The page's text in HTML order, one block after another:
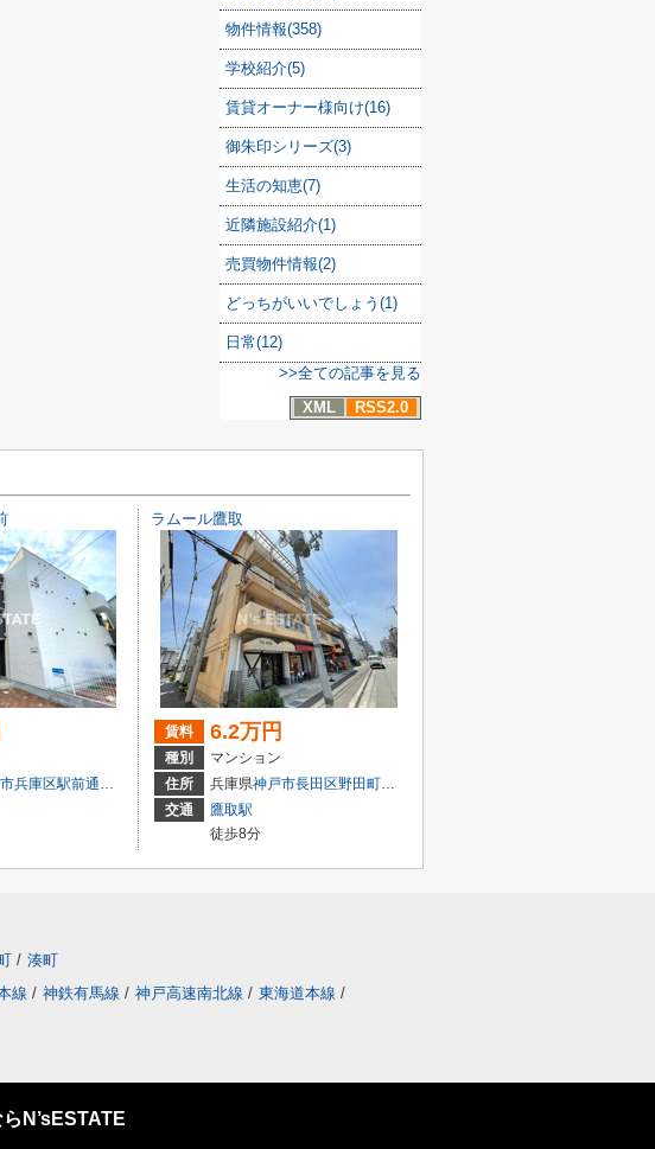
物件情報(358)
学校紹介(5)
賃貸オーナー様向け(16)
御朱印シリーズ(3)
生活の知恵(7)
近隣施設紹介(1)
売買物件情報(2)
どっちがいいでしょう(1)
日常(12)
>>全ての記事を見る
XML
RSS2.0
兵庫区駅前通４丁目
ラムール鷹取
賃料 6.2万円
種別
マンション
住所
兵庫県神戸市長田区野田町８丁目
交通
鷹取駅
徒歩8分
/ 湊町
線 / 神鉄有馬線 / 神戸高速南北線 / 東海道本線 /
N’sESTATE